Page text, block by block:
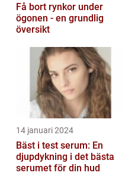
Få bort rynkor under
ögonen - en grundlig
översikt
14 januari 2024
Bäst i test serum: En
djupdykning i det bästa
serumet för din hud